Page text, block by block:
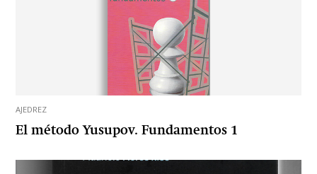
AJEDREZ
El método Yusupov. Fundamentos 1